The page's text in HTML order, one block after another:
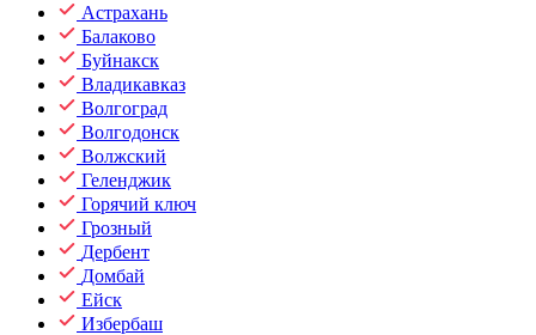
Астрахань
Балаково
Буйнакск
Владикавказ
Волгоград
Волгодонск
Волжский
Геленджик
Горячий ключ
Грозный
Дербент
Домбай
Ейск
Избербаш